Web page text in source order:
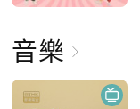
音樂